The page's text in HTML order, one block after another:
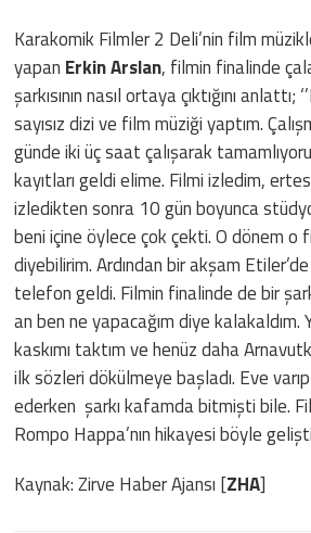
Karakomik Filmler 2 Deli’nin film
yapan Erkin Arslan, filmin finalinde
şarkısının nasıl ortaya çıktığını
sayısız dizi ve film müziği yaptım.
günde iki üç saat çalışarak
kayıtları geldi elime. Filmi izledim,
izledikten sonra 10 gün boyunca
beni içine öylece çok çekti. O dönem o
diyebilirim. Ardından bir akşam
telefon geldi. Filmin finalinde de bir
an ben ne yapacağım diye kalakaldım.
kaskımı taktım ve henüz daha
ilk sözleri dökülmeye başladı. Eve
ederken şarkı kafamda bitmişti bile.
Rompo Happa’nın hikayesi böyle
Kaynak: Zirve Haber Ajansı [ZHA]